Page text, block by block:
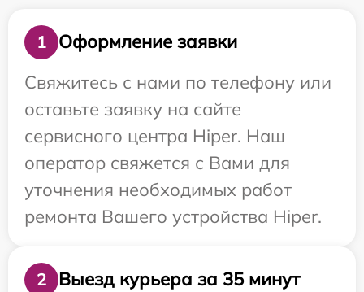
1
Оформление заявки
Свяжитесь с нами по телефону или
оставьте заявку на сайте
сервисного центра Hiper. Наш
оператор свяжется с Вами для
уточнения необходимых работ
ремонта Вашего устройства Hiper.
2
Выезд курьера за 35 минут